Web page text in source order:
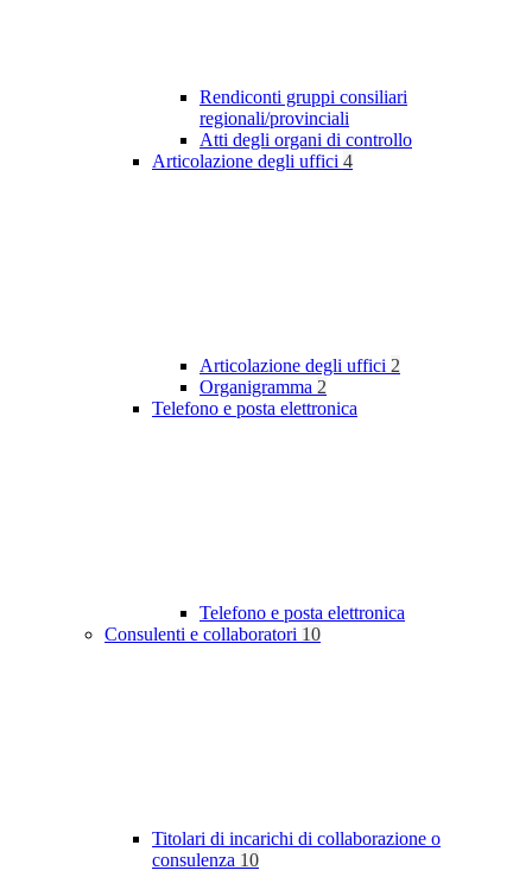
Rendiconti gruppi consiliari
regionali/provinciali
Atti degli organi di controllo
Articolazione degli uffici 4
Articolazione degli uffici 2
Organigramma 2
Telefono e posta elettronica
Telefono e posta elettronica
Consulenti e collaboratori 10
Titolari di incarichi di collaborazione o
consulenza 10